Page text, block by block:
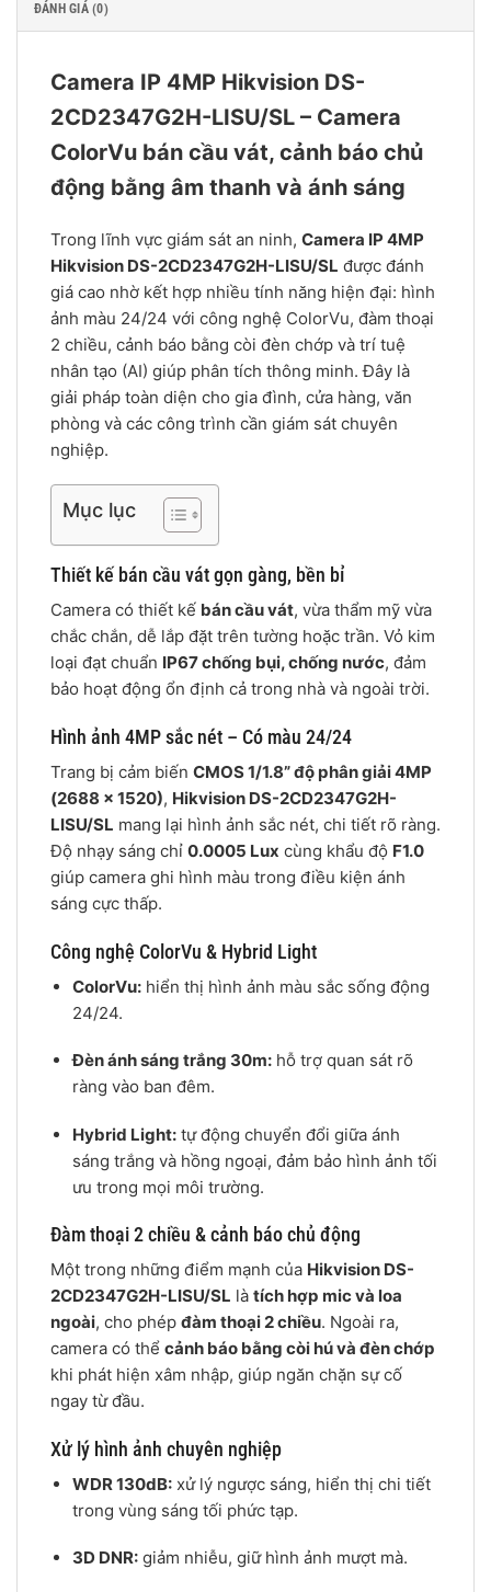
ĐÁNH GIÁ (0)
Camera IP 4MP Hikvision DS-
2CD2347G2H-LISU/SL – Camera
ColorVu bán cầu vát, cảnh báo chủ
động bằng âm thanh và ánh sáng
Trong lĩnh vực giám sát an ninh, Camera IP 4MP
Hikvision DS-2CD2347G2H-LISU/SL được đánh
giá cao nhờ kết hợp nhiều tính năng hiện đại: hình
ảnh màu 24/24 với công nghệ ColorVu, đàm thoại
2 chiều, cảnh báo bằng còi đèn chớp và trí tuệ
nhân tạo (AI) giúp phân tích thông minh. Đây là
giải pháp toàn diện cho gia đình, cửa hàng, văn
phòng và các công trình cần giám sát chuyên
nghiệp.
Mục lục
Thiết kế bán cầu vát gọn gàng, bền bỉ
Camera có thiết kế bán cầu vát, vừa thẩm mỹ vừa
chắc chắn, dễ lắp đặt trên tường hoặc trần. Vỏ kim
loại đạt chuẩn IP67 chống bụi, chống nước, đảm
bảo hoạt động ổn định cả trong nhà và ngoài trời.
Hình ảnh 4MP sắc nét – Có màu 24/24
Trang bị cảm biến CMOS 1/1.8” độ phân giải 4MP
(2688 × 1520), Hikvision DS-2CD2347G2H-
LISU/SL mang lại hình ảnh sắc nét, chi tiết rõ ràng.
Độ nhạy sáng chỉ 0.0005 Lux cùng khẩu độ F1.0
giúp camera ghi hình màu trong điều kiện ánh
sáng cực thấp.
Công nghệ ColorVu & Hybrid Light
ColorVu:hiển thị hình ảnh màu sắc sống động
24/24.
Đèn ánh sáng trắng 30m:hỗ trợ quan sát rõ
ràng vào ban đêm.
Hybrid Light:tự động chuyển đổi giữa ánh
sáng trắng và hồng ngoại, đảm bảo hình ảnh tối
ưu trong mọi môi trường.
Đàm thoại 2 chiều & cảnh báo chủ động
Một trong những điểm mạnh của Hikvision DS-
2CD2347G2H-LISU/SL là tích hợp mic và loa
ngoài, cho phép đàm thoại 2 chiều. Ngoài ra,
camera có thể cảnh báo bằng còi hú và đèn chớp
khi phát hiện xâm nhập, giúp ngăn chặn sự cố
ngay từ đầu.
Xử lý hình ảnh chuyên nghiệp
WDR 130dB:xử lý ngược sáng, hiển thị chi tiết
trong vùng sáng tối phức tạp.
3D DNR:giảm nhiễu, giữ hình ảnh mượt mà.